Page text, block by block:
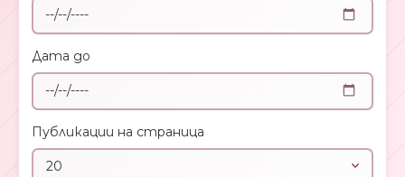
Дата до
Публикации на страница